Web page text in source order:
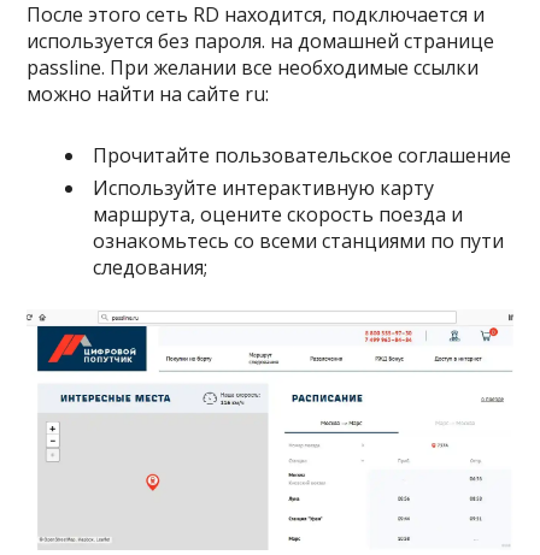
После этого сеть RD находится, подключается и
используется без пароля. на домашней странице
passline. При желании все необходимые ссылки
можно найти на сайте ru:
Прочитайте пользовательское соглашение
Используйте интерактивную карту
маршрута, оцените скорость поезда и
ознакомьтесь со всеми станциями по пути
следования;